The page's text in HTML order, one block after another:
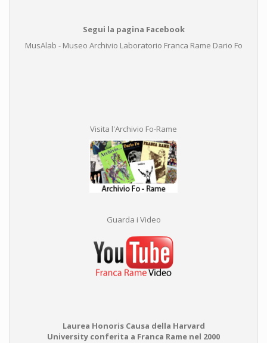
Segui la pagina Facebook
MusAlab - Museo Archivio Laboratorio Franca Rame Dario Fo
Visita l'Archivio Fo-Rame
Guarda i Video
Laurea Honoris Causa della Harvard
University conferita a Franca Rame nel 2000